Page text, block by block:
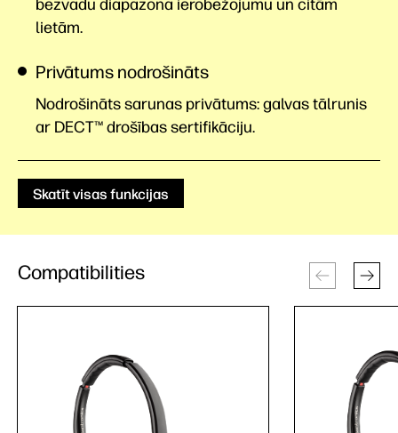
bezvadu diapazona ierobežojumu un citām
lietām.
Privātums nodrošināts
Nodrošināts sarunas privātums: galvas tālrunis
ar DECT™ drošības sertifikāciju.
Skatīt visas funkcijas
Compatibilities